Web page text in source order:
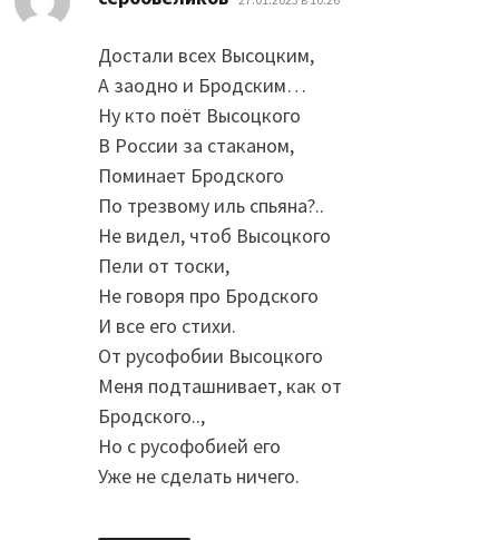
Достали всех Высоцким,
А заодно и Бродским…
Ну кто поёт Высоцкого
В России за стаканом,
Поминает Бродского
По трезвому иль спьяна?..
Не видел, чтоб Высоцкого
Пели от тоски,
Не говоря про Бродского
И все его стихи.
От русофобии Высоцкого
Меня подташнивает, как от
Бродского..,
Но с русофобией его
Уже не сделать ничего.